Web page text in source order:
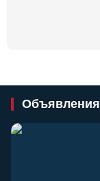
Объявления